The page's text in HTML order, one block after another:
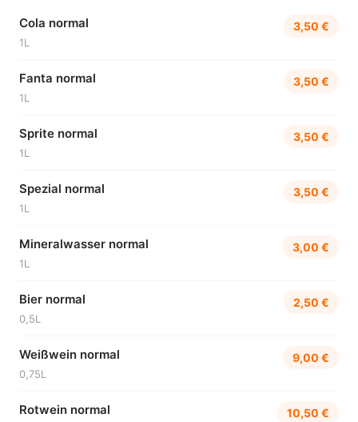
Cola normal
1L
3,50 €
Fanta normal
1L
3,50 €
Sprite normal
1L
3,50 €
Spezial normal
1L
3,50 €
Mineralwasser normal
1L
3,00 €
Bier normal
0,5L
2,50 €
Weißwein normal
0,75L
9,00 €
Rotwein normal 10,50 €